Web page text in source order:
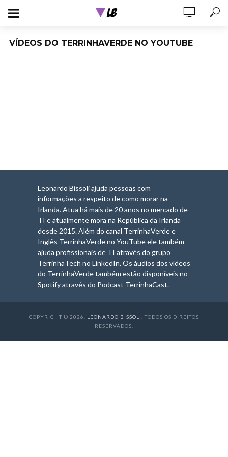
VÍDEOS DO TERRINHAVERDE NO YOUTUBE
Leonardo Bissoli ajuda pessoas com
informações a respeito de como morar na
Irlanda. Atua há mais de 20 anos no mercado de
TI e atualmente mora na República da Irlanda
desde 2015. Além do canal TerrinhaVerde e
Inglês TerrinhaVerde no YouTube ele também
ajuda profissionais de TI através do grupo
TerrinhaTech no LinkedIn. Os áudios dos vídeos
do TerrinhaVerde também estão disponíveis no
Spotify através do Podcast TerrinhaCast.
COPYRIGHT © 2026. LEONARDO BISSOLI
. TODOS OS DIREITOS
RESERVADOS